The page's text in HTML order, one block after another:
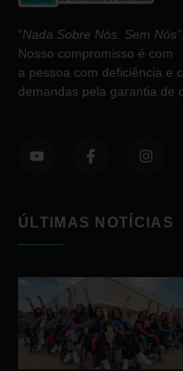
“Nada Sobre Nós. Sem Nós”.
Nosso compromisso é com
a pessoa com deficiência e
demandas pela garantia de
ÚLTIMAS NOTÍCIAS